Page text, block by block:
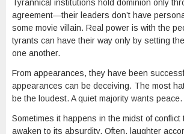
Tyrannical institutions hold dominion only
agreement—their leaders don’t have
some movie villain. Real power is with the
tyrants can have their way only by setting
one another.
From appearances, they have been
appearances can be deceiving. The most
be the loudest. A quiet majority wants peace.
Sometimes it happens in the midst of
awaken to its absurdity. Often, laughter